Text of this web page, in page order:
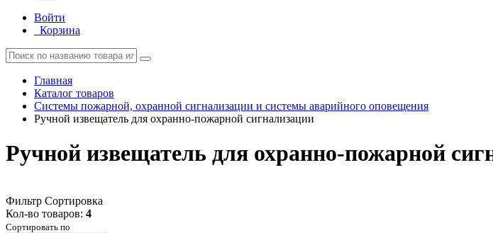
Войти
Корзина
Главная
Каталог товаров
Системы пожарной, охранной сигнализации и системы аварийного оповещения
Ручной извещатель для охранно-пожарной сигнализации
Ручной извещатель для охранно-пожарной
Фильтр Сортировка
Кол-во товаров: 4
Сортировать по